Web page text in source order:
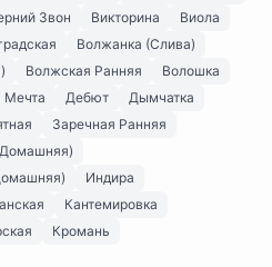
Звон Викторина
Виола
Волжанка (Слива)
Волжская Ранняя
Волошка
Мечта Дебют
Дымчатка
Заречная Ранняя
Индира
Кантемировка
Кромань